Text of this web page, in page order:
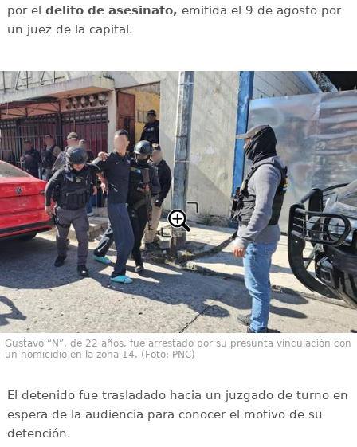
por el delito de asesinato, emitida el 9 de agosto por
un juez de la capital.
Gustavo “N”, de 22 años, fue arrestado por su presunta vinculación con
un homicidio en la zona 14. (Foto: PNC)
El detenido fue trasladado hacia un juzgado de turno en
espera de la audiencia para conocer el motivo de su
detención.